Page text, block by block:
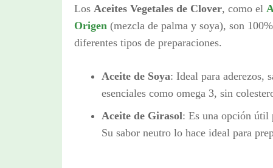
Los Aceites Vegetales de Clover, como el
Origen (mezcla de palma y soya), son
diferentes tipos de preparaciones.
Aceite de Soya: Ideal para aderezos,
esenciales como omega 3, sin
Aceite de Girasol: Es una opción útil
Su sabor neutro lo hace ideal para